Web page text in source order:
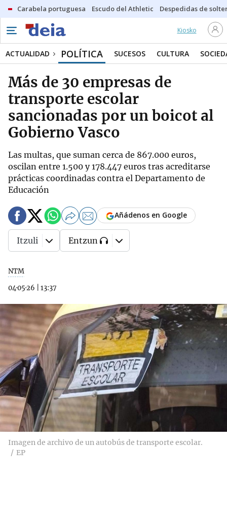
Carabela portuguesa Escudo del Athletic Despedidas de
Kiosko
ACTUALIDAD POLÍTICA SUCESOS CULTURA
Más de 30 empresas de
transporte escolar
sancionadas por un boicot al
Gobierno Vasco
Las multas, que suman cerca de 867.000 euros,
oscilan entre 1.500 y 178.447 euros tras acreditarse
prácticas coordinadas contra el Departamento de
Educación
NTM
04·05·26
13:37
Añádenos en Google
Itzuli Entzun
Imagen de archivo de un autobús de transporte escolar.
EP